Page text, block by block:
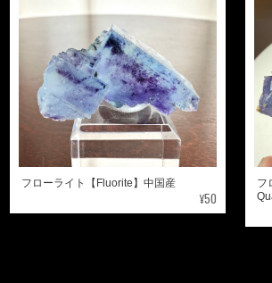
フローライト【Fluorite】中国産
¥50
フ